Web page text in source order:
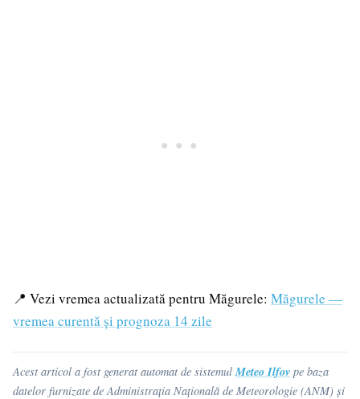
📍 Vezi vremea actualizată pentru Măgurele: Măgurele —
vremea curentă și prognoza 14 zile
Acest articol a fost generat automat de sistemulMeteo Ilfov pe baza
datelor furnizate de Administrația Națională de Meteorologie (ANM) și